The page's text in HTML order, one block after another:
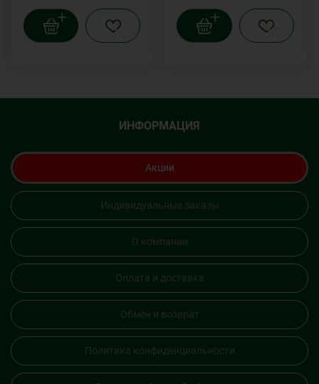
ИНФОРМАЦИЯ
Акции
Индивидуальные заказы
О компании
Оплата и доставка
Обмен и возврат
Политика конфиденциальности